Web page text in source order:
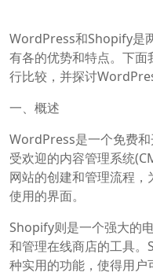
WordPress和Shopify是
有各的优势和特点。下
行比较，并探讨
一、概述
WordPress是一个免费
受欢迎的内容管理系统
网站的创建和管理流程
使用的界面。
Shopify则是一个强大的
和管理在线商店的工具
种实用的功能，使得用户